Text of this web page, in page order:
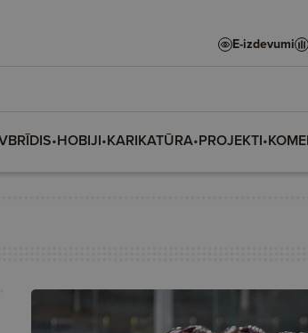
E-izdevumi
•HOBIJI•KARIKATŪRA•PROJEKTI•